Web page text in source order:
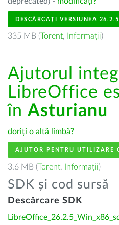
DESCĂRCAȚI VERSIUNEA 26.2.5
335 MB (Torent, Informații)
Ajutorul
LibreOffice
în Asturianu
doriți o altă limbă?
AJUTOR PENTRU UTILIZARE
3.6 MB (Torent, Informații)
SDK și cod sursă
Descărcare SDK